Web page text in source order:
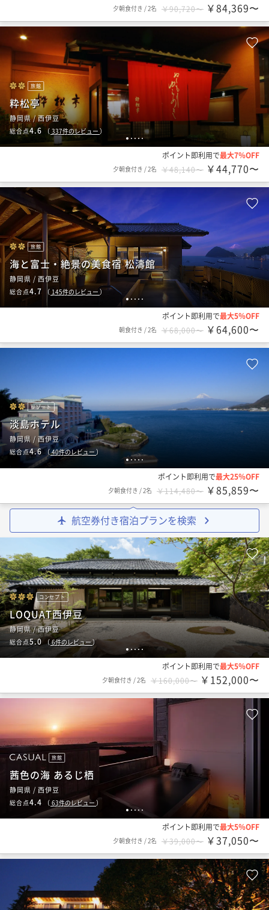
夕朝食付き /2名 ￥90,720〜 ￥84,369〜
12345
旅館
粋松亭
静岡県 / 西伊豆
総合点4.6 （ 337件のレビュー）
ポイント即利用で最大7％OFF
夕朝食付き /2名 ￥48,140〜 ￥44,770〜
12 3 4 5
旅館
海と富士・絶景の美食宿 松濤館
静岡県 / 西伊豆
総合点4.7 （ 145件のレビュー ）
ポイント即利用で最大5％OFF
朝食付き /2名 ￥68,000〜 ￥64,600〜
12345
リゾート
淡島ホテル
静岡県 / 西伊豆
総合点4.6（40件のレビュー）
ポイント即利用で最大25％OFF
夕朝食付き /2名 ￥114,480〜 ￥85,859〜
航空券付き宿泊プランを検索
1234 5
コンセプト
LOQUAT西伊豆
静岡県 / 西伊豆
総合点5.0 （6件のレビュー）
ポイント即利用で最大5％OFF
夕朝食付き /2名 ￥160,000〜 ￥152,000〜
1234 5
旅館
茜色の海 あるじ栖
静岡県 / 西伊豆
総合点4.4 （ 63件のレビュー ）
ポイント即利用で最大5％OFF
夕朝食付き /2名 ￥39,000〜 ￥37,050〜